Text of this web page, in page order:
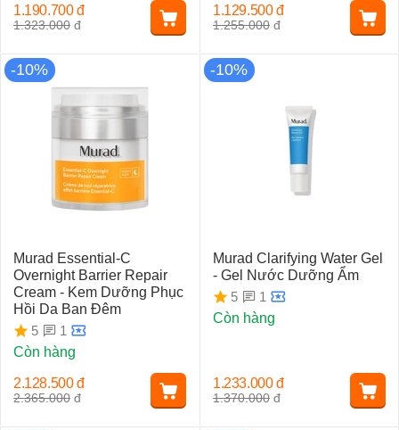
1.323.000 đ
1.190.700 đ
1.255.000 đ
1.129.500 đ
-10%
Murad Essential-C
Overnight Barrier Repair
Cream - Kem Dưỡng Phục
Hồi Da Ban Đêm
5
1
Còn hàng
2.365.000 đ
2.128.500 đ
-10%
Murad Clarifying Water Gel
- Gel Nước Dưỡng Ẩm
5
1
Còn hàng
1.370.000 đ
1.233.000 đ